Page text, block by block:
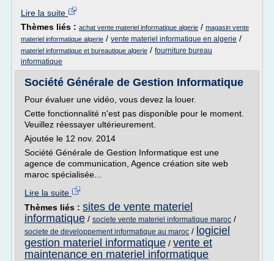
Lire la suite
Thèmes liés : achat vente materiel informatique algerie / magasin vente
materiel informatique algerie / vente materiel informatique en algerie /
materiel informatique et bureautique algerie / fourniture bureau
informatique
Société Générale de Gestion Informatique
Pour évaluer une vidéo, vous devez la louer.
Cette fonctionnalité n'est pas disponible pour le moment.
Veuillez réessayer ultérieurement.
Ajoutée le 12 nov. 2014
Société Générale de Gestion Informatique est une
agence de communication, Agence création site web
maroc spécialisée...
Lire la suite
Thèmes liés : sites de vente materiel
informatique / societe vente materiel informatique maroc /
societe de developpement informatique au maroc / logiciel
gestion materiel informatique / vente et
maintenance en materiel informatique